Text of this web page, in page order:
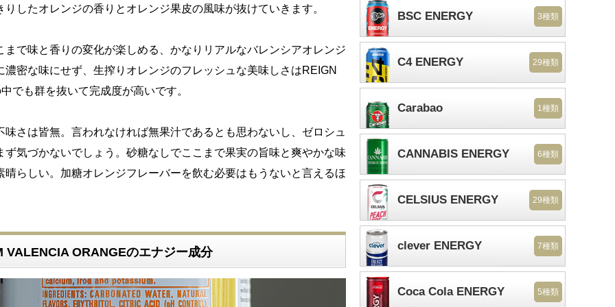
りしたオレンジの香りとオレンジ果皮の風味が抜けていきます。
まで味と香りの変化が楽しめる、かなりリアルなバレンシアオレンジ
濃密な味にせず、生搾りオレンジのフレッシュな美味しさはREIGN
でも群を抜いて完成度が高いです。
味さは皆無。言われなければ無果汁であるとも思わないし、ゼロシュ
ず気づかないでしょう。砂糖なしでここまで果実の旨味と爽やかな味
晴らしい。加糖オレンジフレーバーを飲む必要はもうないと言えるほ
VALENCIA ORANGEのエナジー成分
BSC ENERGY 3種類
C4 ENERGY 29種類
Carabao 1種類
CANNABIS ENERGY 6種類
CELSIUS ENERGY 29種類
clever ENERGY 7種類
Coca Cola ENERGY 5種類